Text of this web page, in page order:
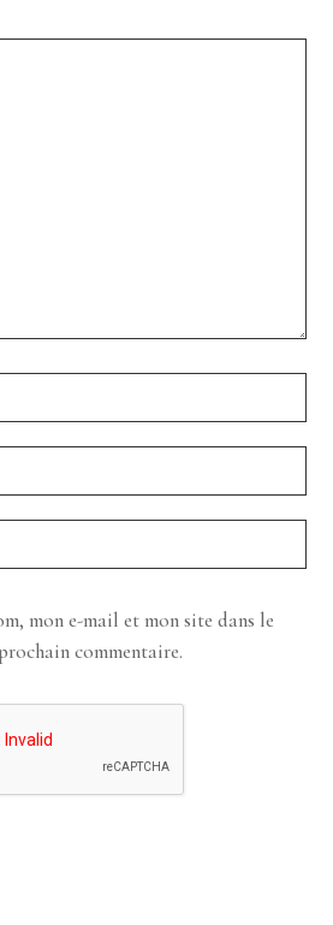
mon e-mail et mon site dans le
commentaire.